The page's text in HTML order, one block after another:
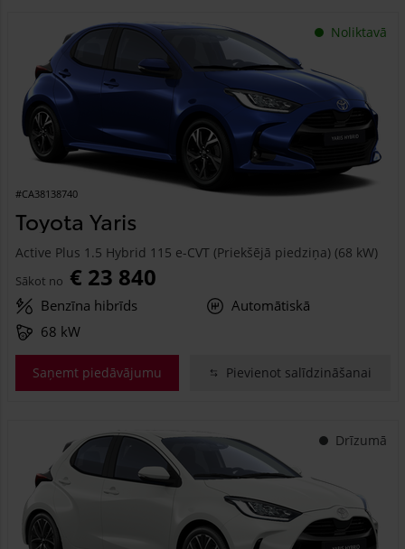
Noliktavā
#CA38138740
Toyota Yaris
Active Plus 1.5 Hybrid 115 e-CVT (Priekšējā piedziņa) (68 kW)
Sākot no € 23 840
Benzīna hibrīds
Automātiskā
68 kW
Saņemt piedāvājumu Pievienot salīdzināšanai
Drīzumā